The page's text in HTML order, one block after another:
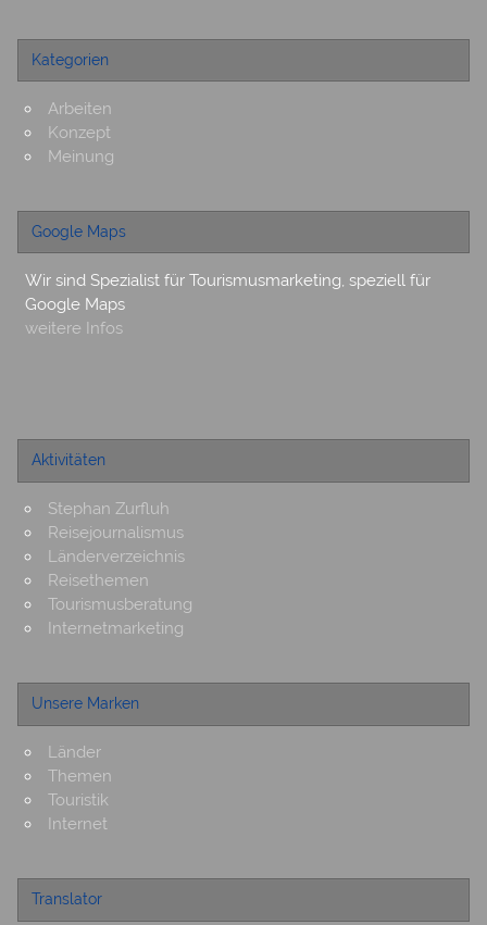
Kategorien
Arbeiten
Konzept
Meinung
Google Maps
Wir sind Spezialist für Tourismusmarketing, speziell für
Google Maps
weitere Infos
Aktivitäten
Stephan Zurfluh
Reisejournalismus
Länderverzeichnis
Reisethemen
Tourismusberatung
Internetmarketing
Unsere Marken
Länder
Themen
Touristik
Internet
Translator